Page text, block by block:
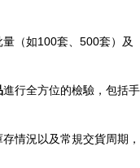
量（如100套、500套）及
進行全方位的檢驗，包括手
情況以及常規交貨周期，